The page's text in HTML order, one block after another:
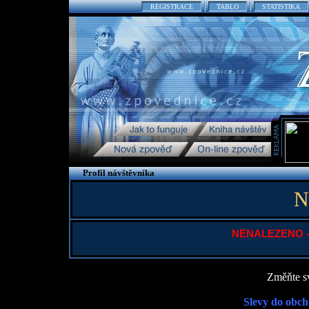
REGISTRACE TABLO STATISTIKA
Profil návštěvníka
NENALEZENO
Změňte
Slevy do